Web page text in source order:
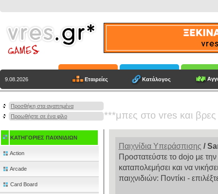
9.08.2026 Εταιρείες Κατάλογος
Προσθήκη στα αγαπημένα
Προωθήστε σε ένα φίλο
***μπες στο vres και
ΚΑΤΗΓΟΡΙΕΣ ΠΑΙΧΝΙΔΙΩΝ
Action
Arcade
Card Board
Παιχνίδια Υπεράσπισης /
Προστατεύστε το dojo με
καταπολεμήσει και να
παιχνιδιών: Ποντίκι -